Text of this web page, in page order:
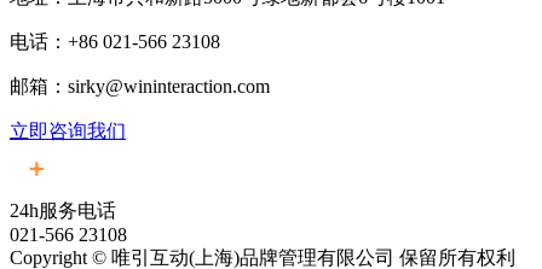
电话：+86 021-566 23108
邮箱：sirky@wininteraction.com
立即咨询我们
24h服务电话
021-566 23108
Copyright © 唯引互动(上海)品牌管理有限公司 保留所有权利